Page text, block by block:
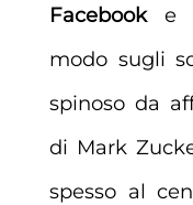
Facebooke
modo sugli
spinoso da
di Mark
spesso al